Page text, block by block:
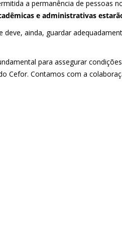
a permanência de pessoas
e administrativas
deve, ainda, guardar
para assegurar
Cefor. Contamos com a